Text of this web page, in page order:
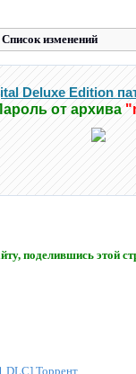
Список изменений
Deluxe Edition
от архива
поделившись этой
DLC] Торрент